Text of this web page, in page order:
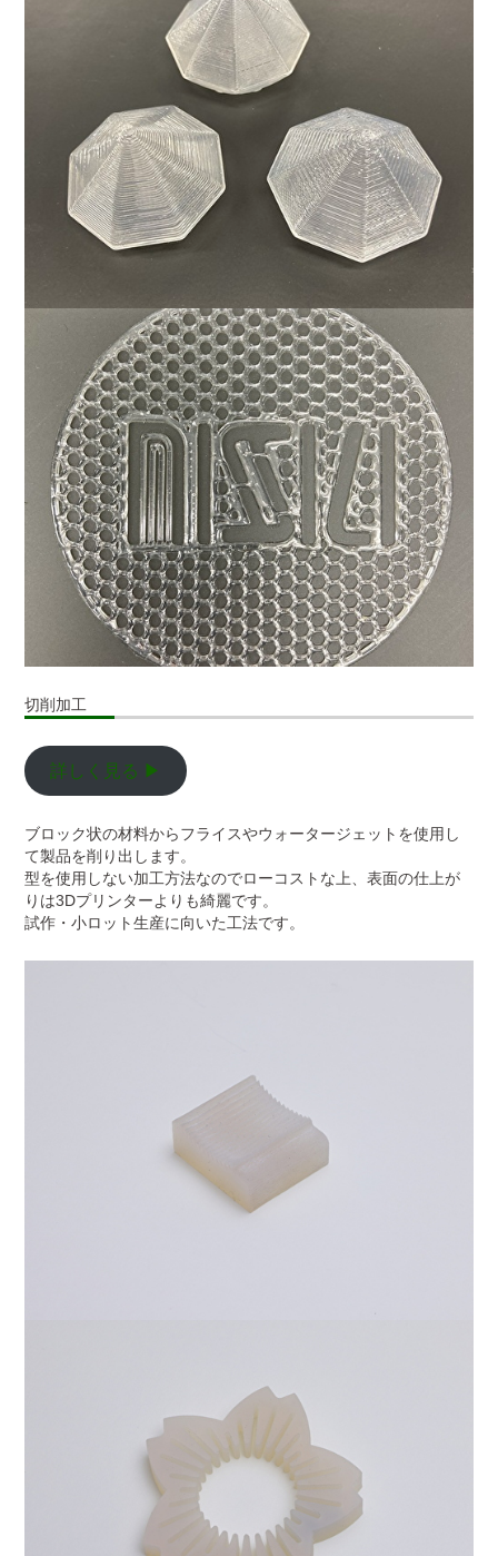
切削加工
詳しく見る ▶
ブロック状の材料からフライスやウォータージェットを使用し
て製品を削り出します。
型を使用しない加工方法なのでローコストな上、表面の仕上が
りは3Dプリンターよりも綺麗です。
試作・小ロット生産に向いた工法です。